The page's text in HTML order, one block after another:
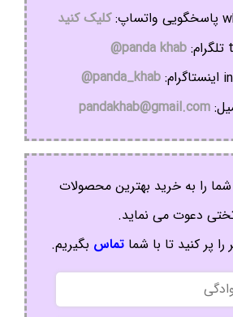
پاسخگویی واتساپ:کلیک کنید
تلگرام: panda khab@
اینستاگرام: panda_khab@
pandakhab@gmail.com
را به خرید بهترین محصولات
دعوت می نماید.
را پر کنید تا با شماتماس بگیریم.